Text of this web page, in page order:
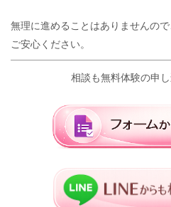
無理に進めることはありませんので
ご安心ください。
相談も無料体験の申